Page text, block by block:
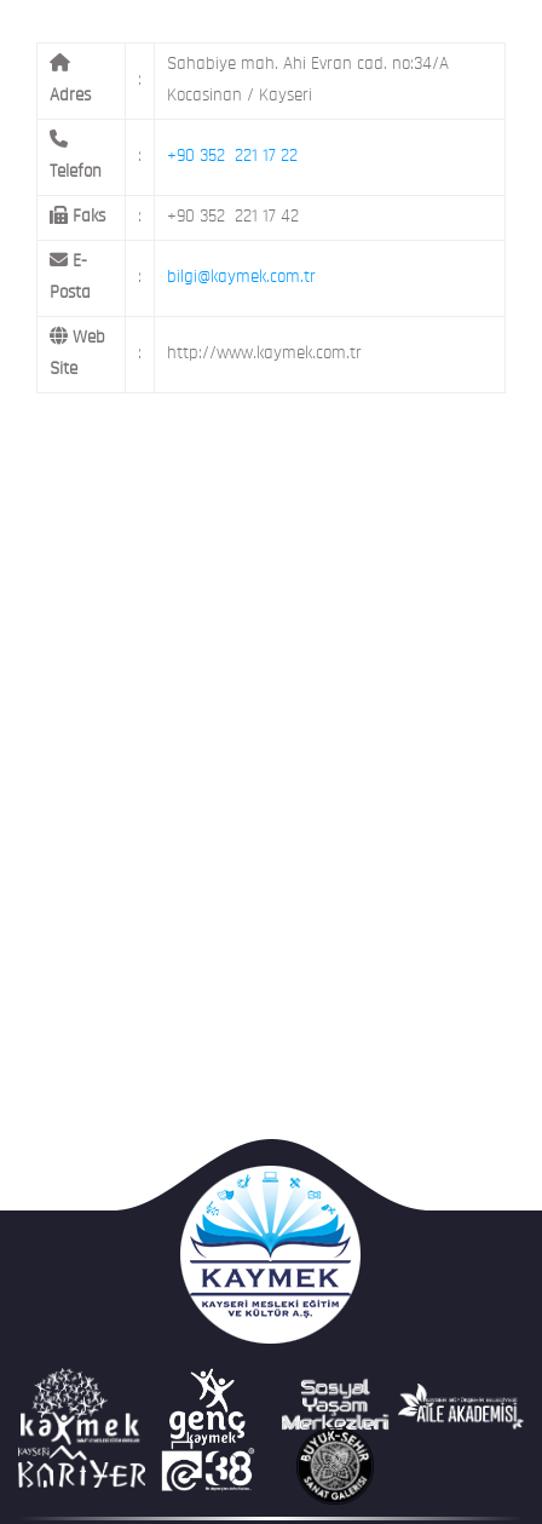
Adres
:
Sahabiye mah. Ahi Evran cad. no:34/A
Kocasinan / Kayseri
Telefon
: +90 352 221 17 22
Faks : +90 352 221 17 42
E-
Posta
: bilgi@kaymek.com.tr
Web
Site
: http://www.kaymek.com.tr